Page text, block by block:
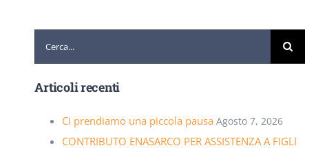
Articoli recenti
Ci prendiamo una piccola pausa Agosto 7, 2026
CONTRIBUTO ENASARCO PER ASSISTENZA A FIGLI